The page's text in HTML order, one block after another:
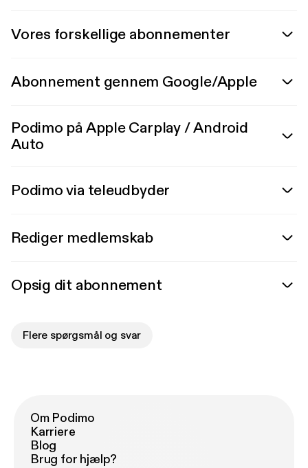
Vores forskellige abonnementer
Abonnement gennem Google/Apple
Podimo på Apple Carplay / Android
Auto
Podimo via teleudbyder
Rediger medlemskab
Opsig dit abonnement
Flere spørgsmål og svar
Om Podimo
Karriere
Blog
Brug for hjælp?